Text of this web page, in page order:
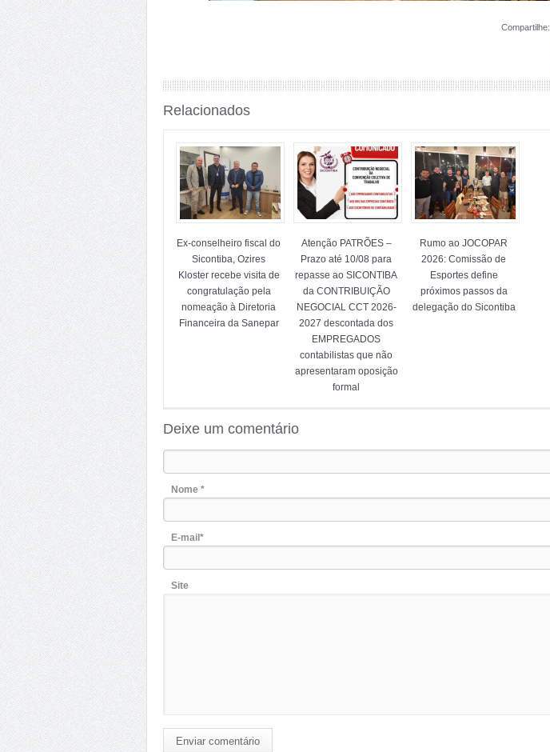
Compartilhe:
Relacionados
Ex-conselheiro fiscal do
Sicontiba, Ozires
Kloster recebe visita de
congratulação pela
nomeação à Diretoria
Financeira da Sanepar
Atenção PATRÕES –
Prazo até 10/08 para
repasse ao SICONTIBA
da CONTRIBUIÇÃO
NEGOCIAL CCT 2026-
2027 descontada dos
EMPREGADOS
contabilistas que não
apresentaram oposição
formal
Rumo ao JOCOPAR
2026: Comissão de
Esportes define
próximos passos da
delegação do Sicontiba
Deixe um comentário
Nome *
E-mail*
Site
Enviar comentário